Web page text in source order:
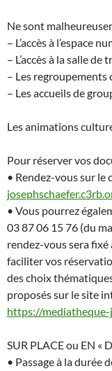
Ne sont
– L’accès à l’espace
– L’accès à la salle de
– Les regroupements
– Les accueils de
Les animations
Pour réserver vos
• Rendez-vous sur le
• Vous pourrez
03 87 06 15 76 (du
rendez-vous sera
faciliter vos
des choix
proposés sur le site
https://mediatheque-
SUR PLACE ou EN «
• Passage à la durée